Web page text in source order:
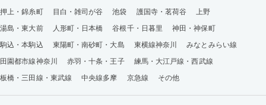
押上・錦糸町
目白・雑司が谷 池袋 護国寺・茗荷谷
上野
湯島・東大前
人形町・日本橋 谷根千・日暮里
神田・神保町
駒込・本駒込
東陽町・南砂町・大島 東横線神奈川
みなとみらい線
田園都市線神奈川
赤羽・十条・王子
練馬・大江戸線・西武線
板橋・三田線・東武線
中央線多摩 京急線 その他